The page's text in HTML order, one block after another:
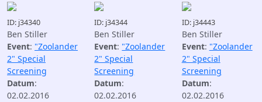
ID: j34340
Ben Stiller
Event: "Zoolander
2" Special
Screening
Datum:
02.02.2016
ID: j34344
Ben Stiller
Event: "Zoolander
2" Special
Screening
Datum:
02.02.2016
ID: j34443
Ben Stiller
Event: "Zoolander
2" Special
Screening
Datum:
02.02.2016